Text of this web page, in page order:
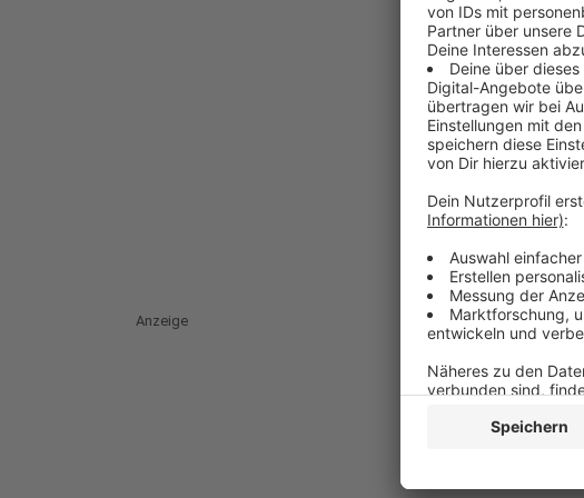
Anzeige